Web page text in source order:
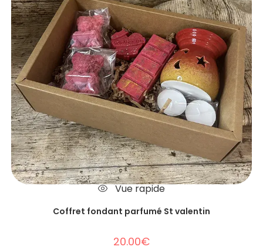
Vue rapide
Coffret fondant parfumé St valentin
20.00€